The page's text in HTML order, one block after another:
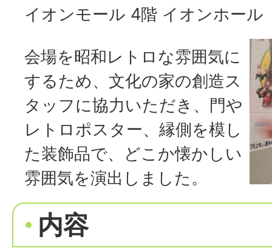
イオンモール 4階 イオンホール
会場を昭和レトロな雰囲気に
するため、文化の家の創造ス
タッフに協力いただき、門や
レトロポスター、縁側を模し
た装飾品で、どこか懐かしい
雰囲気を演出しました。
内容